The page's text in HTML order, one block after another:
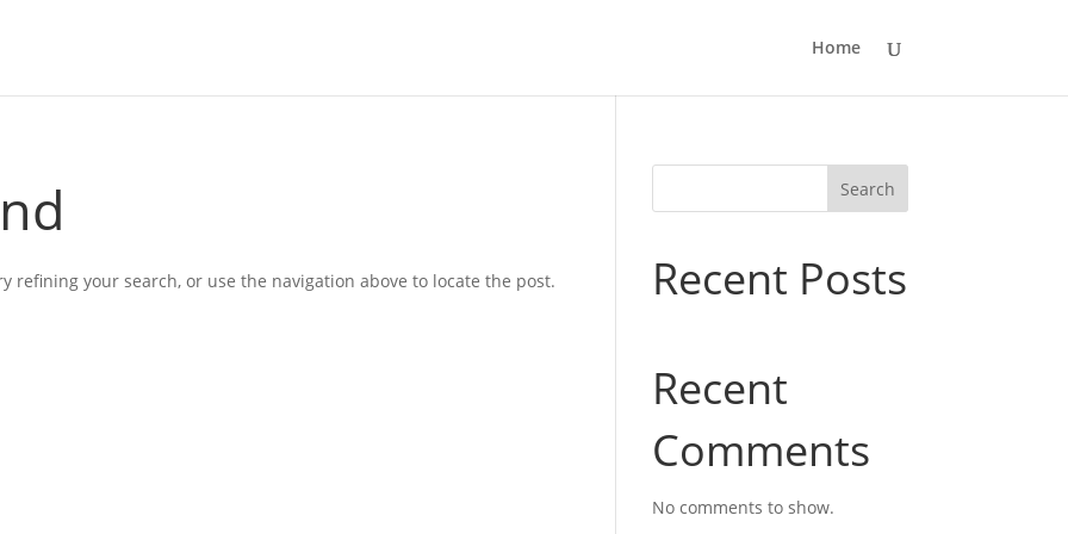
Home
refining your search, or use the navigation above to locate the post.
Search
Recent Posts
Recent
Comments
No comments to show.